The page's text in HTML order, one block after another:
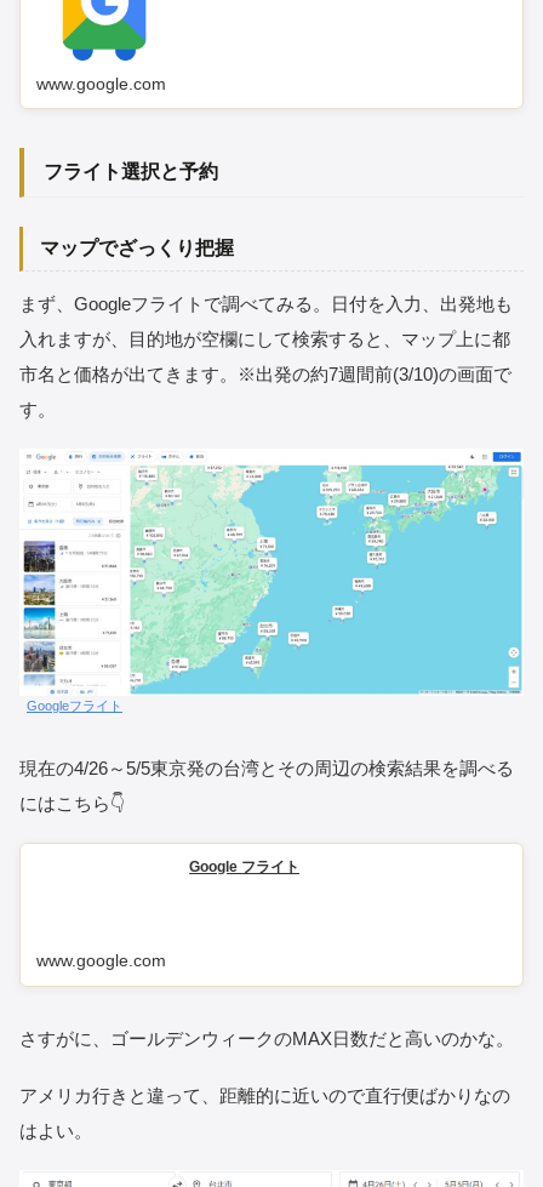
www.google.com
フライト選択と予約
マップでざっくり把握
まず、Googleフライトで調べてみる。日付を入力、出発地も
入れますが、目的地が空欄にして検索すると、マップ上に都
市名と価格が出てきます。※出発の約7週間前(3/10)の画面で
す。
Googleフライト
現在の4/26～5/5東京発の台湾とその周辺の検索結果を調べる
にはこちら👇
Google フライト
www.google.com
さすがに、ゴールデンウィークのMAX日数だと高いのかな。
アメリカ行きと違って、距離的に近いので直行便ばかりなの
はよい。